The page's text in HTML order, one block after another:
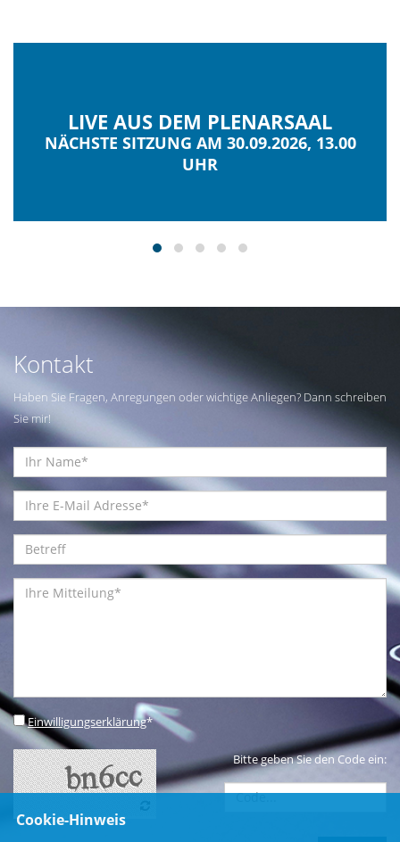
LIVE AUS DEM PLENARSAAL
NÄCHSTE SITZUNG AM 30.09.2026, 13.00
UHR
Kontakt
Haben Sie Fragen, Anregungen oder wichtige Anliegen? Dann schreiben
Sie mir!
Einwilligungserklärung*
Bitte geben Sie den Code ein:
Cookie-Hinweis